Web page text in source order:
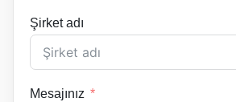
Şirket adı
Mesajınız